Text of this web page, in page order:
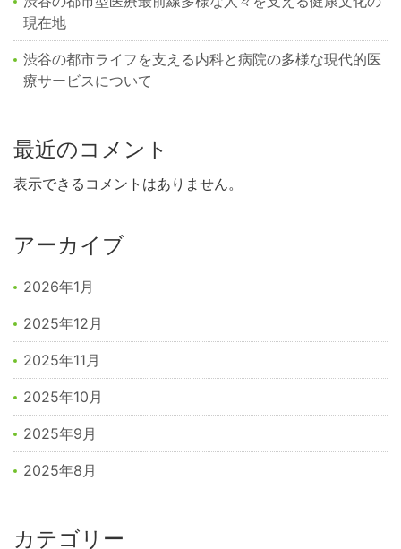
現在地
渋谷の都市ライフを支える内科と病院の多様な現代的医
療サービスについて
最近のコメント
表示できるコメントはありません。
アーカイブ
2026年1月
2025年12月
2025年11月
2025年10月
2025年9月
2025年8月
カテゴリー